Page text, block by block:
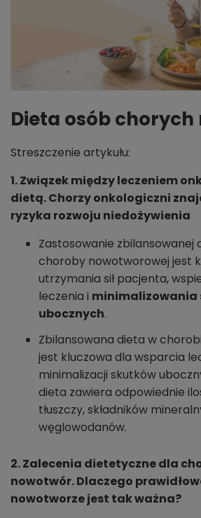
Dieta osób
Streszczenie artykułu:
1. Związek między leczeniem
dietą. Chorzy onkologiczni
ryzyka rozwoju niedożywienia
Zastosowanie zbilansowanej
choroby nowotworowej jest
utrzymania sił pacjenta,
leczenia i minimalizowania
ubocznych.
Zbilansowana dieta w
jest kluczowa dla wsparcia
minimalizacji skutków
dieta zawiera odpowiednie
tłuszczy, składników
węglowodanów.
2. Zalecenia dietetyczne dla
nowotwór. Dlaczego
nowotworze jest tak ważna?